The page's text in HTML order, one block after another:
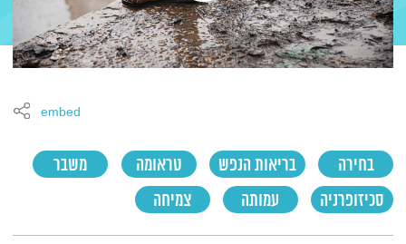
בחירה בריאות הנפש טראומה
משבר
סכיזופרניה
עמותה צמיחה
embed